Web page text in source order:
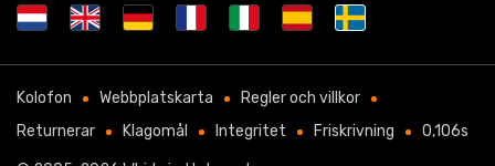
Kolofon Webbplatskarta
Regler och villkor
Returnerar
Klagomål Integritet Friskrivning 0,106s